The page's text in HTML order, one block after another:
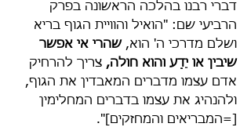
דברי רבנו בהלכה הראשונה בפרק
הרביעי שם: "הואיל והוויית הגוף בריא
ושלם מדרכי ה' הוא, שהרי אי אפשר
שיבין או יֵדַע והוא חולה, צריך להרחיק
אדם עצמו מדברים המאבדין את הגוף,
ולהנהיג את עצמו בדברים המחלימין
[=המבריאים והמחזקים]".